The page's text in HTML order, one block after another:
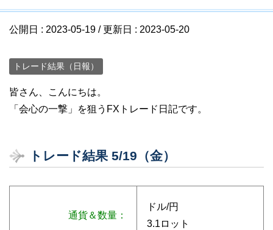
公開日 : 2023-05-19 / 更新日 : 2023-05-20
トレード結果（日報）
皆さん、こんにちは。
「会心の一撃」を狙うFXトレード日記です。
トレード結果 5/19（金）
通貨＆数量：
ドル/円
3.1ロット